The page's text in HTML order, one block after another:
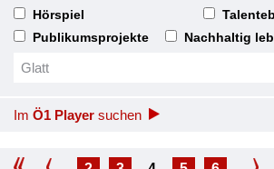
Hörspiel
Publikumsprojekte
Nachhaltig
Im Ö1 Player suchen